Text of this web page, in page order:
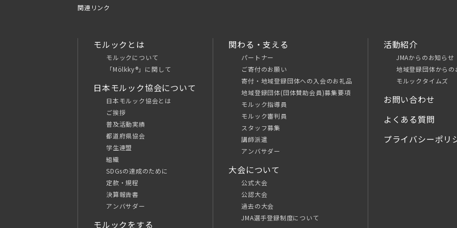
関連リンク
モルックとは
モルックについて
「Mölkky®」に関して
日本モルック協会について
日本モルック協会とは
ご挨拶
普及活動実績
都道府県協会
学生連盟
組織
SDGsの達成のために
定款・規程
決算報告書
アンバサダー
モルックをする
関わる・支える
パートナー
ご寄付のお願い
寄付・地域登録団体への入会のお礼品
地域登録団体(団体賛助会員)募集要項
モルック指導員
モルック審判員
スタッフ募集
講師派遣
アンバサダー
大会について
公式大会
公認大会
過去の大会
JMA選手登録制度について
活動紹介
JMAからのお知らせ
地域登録団体からの
モルックタイムズ
お問い合わせ
よくある質問
プライバシーポリ